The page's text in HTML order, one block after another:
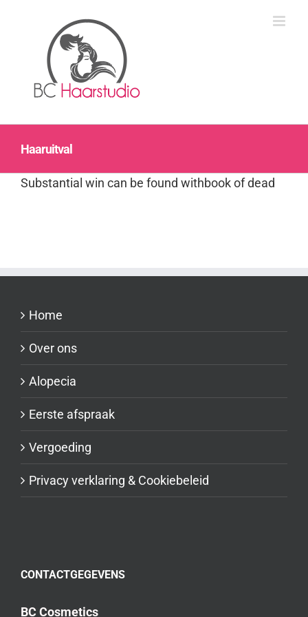
Haaruitval
Substantial win can be found withbook of dead
Home
Over ons
Alopecia
Eerste afspraak
Vergoeding
Privacy verklaring & Cookiebeleid
CONTACTGEGEVENS
BC Cosmetics